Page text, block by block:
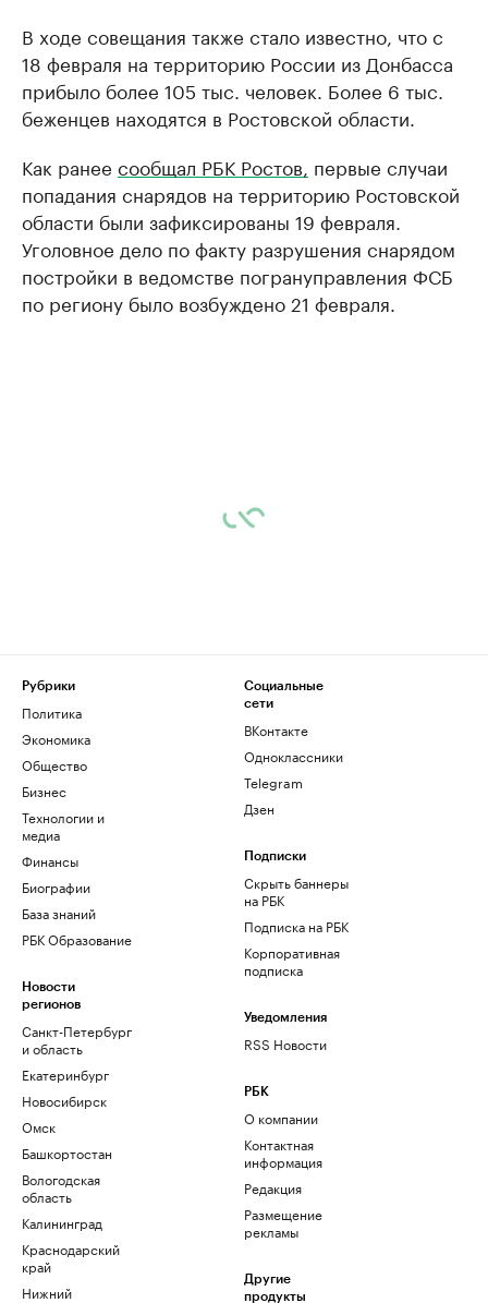
В ходе совещания также стало известно, что с
18 февраля на территорию России из Донбасса
прибыло более 105 тыс. человек. Более 6 тыс.
беженцев находятся в Ростовской области.
Как ранее сообщал РБК Ростов, первые случаи
попадания снарядов на территорию Ростовской
области были зафиксированы 19 февраля.
Уголовное дело по факту разрушения снарядом
постройки в ведомстве погрануправления ФСБ
по региону было возбуждено 21 февраля.
Рубрики
Политика
Экономика
Общество
Бизнес
Технологии и
медиа
Финансы
Биографии
База знаний
РБК Образование
Новости
регионов
Санкт-Петербург
и область
Екатеринбург
Новосибирск
Омск
Башкортостан
Вологодская
область
Калининград
Краснодарский
край
Нижний
Социальные
сети
ВКонтакте
Одноклассники
Telegram
Дзен
Подписки
Скрыть баннеры
на РБК
Подписка на РБК
Корпоративная
подписка
Уведомления
RSS Новости
РБК
О компании
Контактная
информация
Редакция
Размещение
рекламы
Другие
продукты